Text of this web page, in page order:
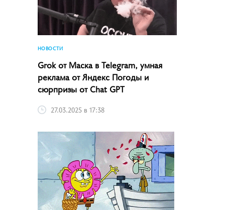
НОВОСТИ
Grok от Маска в Telegram, умная
реклама от Яндекс Погоды и
сюрпризы от Chat GPT
27.03.2025 в 17:38